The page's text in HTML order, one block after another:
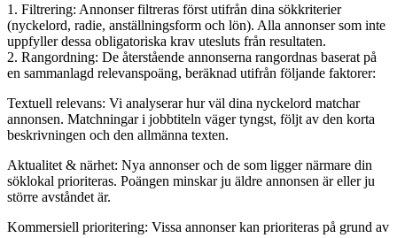
1. Filtrering: Annonser filtreras först utifrån dina sökkriterier
(nyckelord, radie, anställningsform och lön). Alla annonser som inte
uppfyller dessa obligatoriska krav utesluts från resultaten.
2. Rangordning: De återstående annonserna rangordnas baserat på
en sammanlagd relevanspoäng, beräknad utifrån följande faktorer:
Textuell relevans: Vi analyserar hur väl dina nyckelord matchar
annonsen. Matchningar i jobbtiteln väger tyngst, följt av den korta
beskrivningen och den allmänna texten.
Aktualitet & närhet: Nya annonser och de som ligger närmare din
söklokal prioriteras. Poängen minskar ju äldre annonsen är eller ju
större avståndet är.
Kommersiell prioritering: Vissa annonser kan prioriteras på grund av